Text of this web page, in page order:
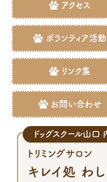
アクセス
ボランティア活動
リンク集
お問い合わせ